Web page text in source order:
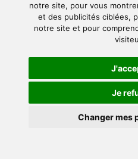
notre site, pour vous
et des publicités ciblées,
notre site et pour
Je
Changer mes